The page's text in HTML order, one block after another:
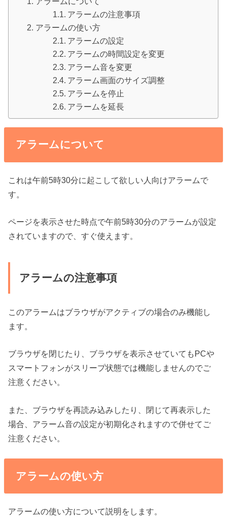
アラームの注意事項
アラームの使い方
アラームの設定
アラームの時間設定を変更
アラーム音を変更
アラーム画面のサイズ調整
アラームを停止
アラームを延長
アラームについて
これは午前5時30分に起こして欲しい人向けアラームで
す。
ページを表示させた時点で午前5時30分のアラームが設定
されていますので、すぐ使えます。
アラームの注意事項
このアラームはブラウザがアクティブの場合のみ機能し
ます。
ブラウザを閉じたり、ブラウザを表示させていてもPCや
スマートフォンがスリープ状態では機能しませんのでご
注意ください。
また、ブラウザを再読み込みしたり、閉じて再表示した
場合、アラーム音の設定が初期化されますので併せてご
注意ください。
アラームの使い方
アラームの使い方について説明をします。